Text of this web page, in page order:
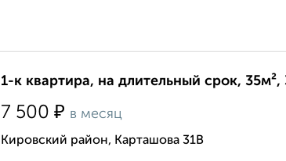
1-к квартира, на длительный срок,
7 500 ₽ в месяц
Кировский район, Карташова 31В